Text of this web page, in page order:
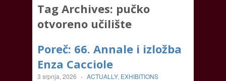
Tag Archives: pučko
otvoreno učilište
Poreč: 66. Annale i izložba
Enza Cacciole
3 srpnja, 2026 - ACTUALLY, EXHIBITIONS